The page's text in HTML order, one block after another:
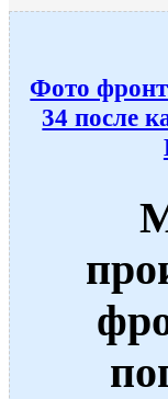
Фото
34 после